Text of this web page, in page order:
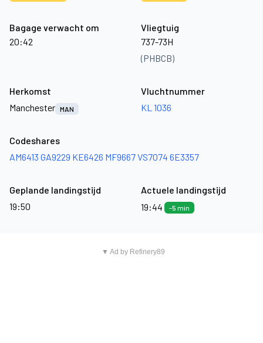
Bagage verwacht om
20:42
Vliegtuig
737-73H
(PHBCB)
Herkomst
Manchester MAN
Vluchtnummer
KL 1036
Codeshares
AM6413 GA9229 KE6426 MF9667VS7074 6E3357
Geplande landingstijd
19:50
Actuele landingstijd
19:44
-5 min
▼ Ad by Refinery89